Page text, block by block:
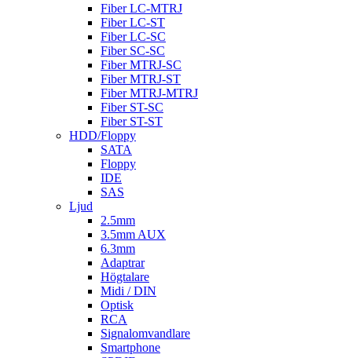
Fiber LC-MTRJ
Fiber LC-ST
Fiber LC-SC
Fiber SC-SC
Fiber MTRJ-SC
Fiber MTRJ-ST
Fiber MTRJ-MTRJ
Fiber ST-SC
Fiber ST-ST
HDD/Floppy
SATA
Floppy
IDE
SAS
Ljud
2.5mm
3.5mm AUX
6.3mm
Adaptrar
Högtalare
Midi / DIN
Optisk
RCA
Signalomvandlare
Smartphone